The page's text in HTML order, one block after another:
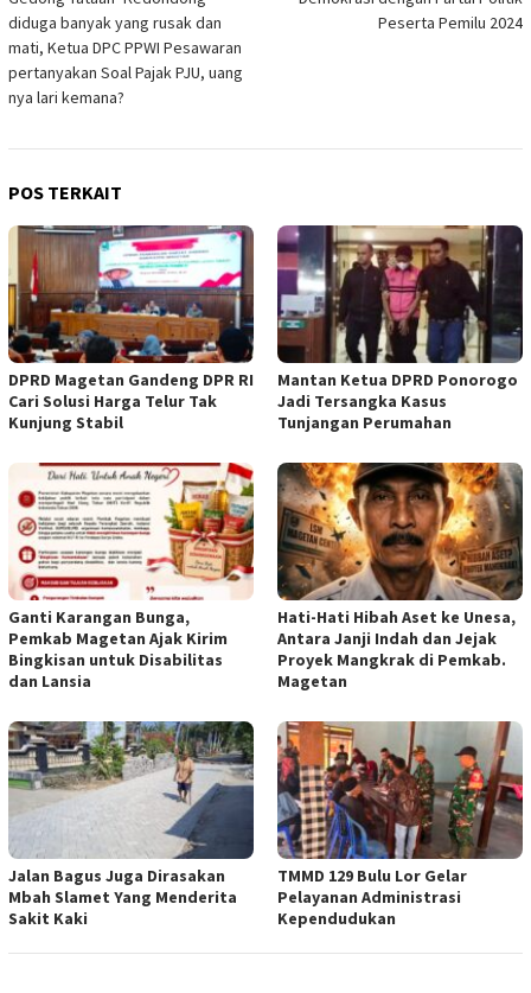
diduga banyak yang rusak dan
mati, Ketua DPC PPWI Pesawaran
pertanyakan Soal Pajak PJU, uang
nya lari kemana?
Peserta Pemilu 2024
POS TERKAIT
DPRD Magetan Gandeng DPR RI
Cari Solusi Harga Telur Tak
Kunjung Stabil
Mantan Ketua DPRD Ponorogo
Jadi Tersangka Kasus
Tunjangan Perumahan
Ganti Karangan Bunga,
Pemkab Magetan Ajak Kirim
Bingkisan untuk Disabilitas
dan Lansia
Hati-Hati Hibah Aset ke Unesa,
Antara Janji Indah dan Jejak
Proyek Mangkrak di Pemkab.
Magetan
Jalan Bagus Juga Dirasakan
Mbah Slamet Yang Menderita
Sakit Kaki
TMMD 129 Bulu Lor Gelar
Pelayanan Administrasi
Kependudukan